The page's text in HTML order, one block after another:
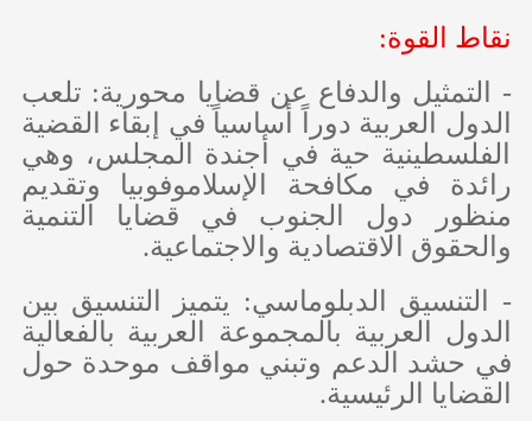
نقاط القوة:
- التمثيل والدفاع عن قضايا محورية: تلعب
الدول العربية دوراً أساسياً في إبقاء القضية
الفلسطينية حية في أجندة المجلس، وهي
رائدة في مكافحة الإسلاموفوبيا وتقديم
منظور دول الجنوب في قضايا التنمية
والحقوق الاقتصادية والاجتماعية.
- التنسيق الدبلوماسي: يتميز التنسيق بين
الدول العربية بالمجموعة العربية بالفعالية
في حشد الدعم وتبني مواقف موحدة حول
القضايا الرئيسية.